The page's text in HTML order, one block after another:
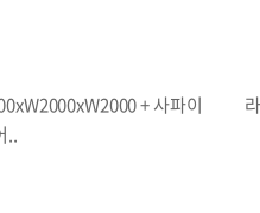
+ 사파이
..